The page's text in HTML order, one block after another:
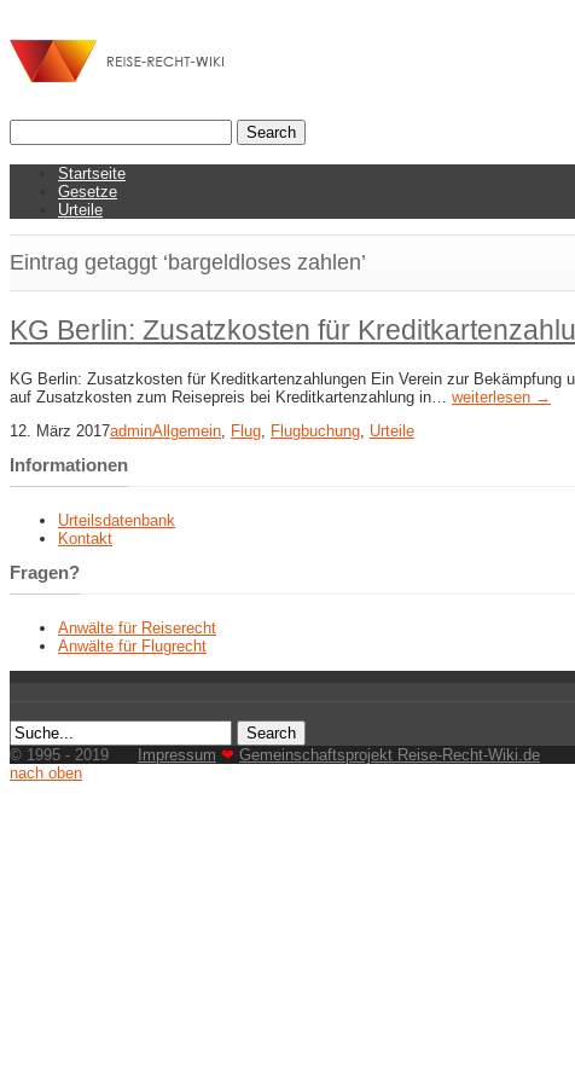
Startseite
Gesetze
Urteile
Eintrag getaggt ‘bargeldloses zahlen’
KG Berlin: Zusatzkosten für
KG Berlin: Zusatzkosten für Kreditkartenzahlungen Ein Verein zur
auf Zusatzkosten zum Reisepreis bei Kreditkartenzahlung in… weiterlesen →
12. März 2017adminAllgemein, Flug, Flugbuchung, Urteile
Informationen
Urteilsdatenbank
Kontakt
Fragen?
Anwälte für Reiserecht
Anwälte für Flugrecht
© 1995 - 2019 Impressum ❤ Gemeinschaftsprojekt Reise-Recht-Wiki.de
nach oben